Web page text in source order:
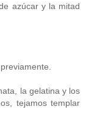
azúcar y la mitad
la gelatina y los
tejamos templar